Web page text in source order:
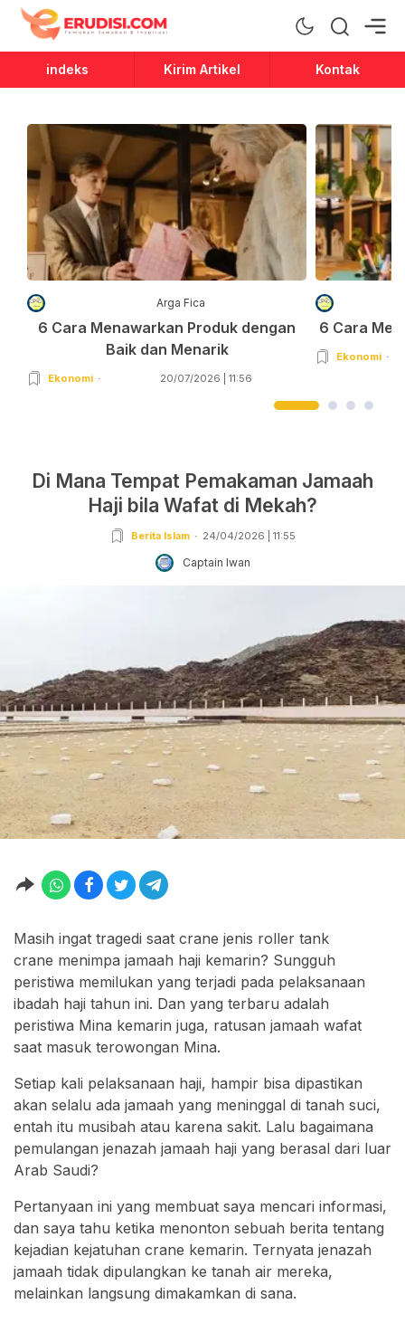
Erudisi
Temukan Jawaban dan Inspirasi
indeks Kirim Artikel Kontak
Arga Fica
6 Cara Menawarkan Produk dengan
Baik dan Menarik
Ekonomi 20/07/2026 | 11:56
6 Cara
Ekonomi
Di Mana Tempat Pemakaman Jamaah
Haji bila Wafat di Mekah?
Berita Islam 24/04/2026 | 11:55
Captain Iwan
Masih ingat tragedi saat crane jenis roller tank
crane menimpa jamaah haji kemarin? Sungguh
peristiwa memilukan yang terjadi pada pelaksanaan
ibadah haji tahun ini. Dan yang terbaru adalah
peristiwa Mina kemarin juga, ratusan jamaah wafat
saat masuk terowongan Mina.
Setiap kali pelaksanaan haji, hampir bisa dipastikan
akan selalu ada jamaah yang meninggal di tanah suci,
entah itu musibah atau karena sakit. Lalu bagaimana
pemulangan jenazah jamaah haji yang berasal dari luar
Arab Saudi?
Pertanyaan ini yang membuat saya mencari informasi,
dan saya tahu ketika menonton sebuah berita tentang
kejadian kejatuhan crane kemarin. Ternyata jenazah
jamaah tidak dipulangkan ke tanah air mereka,
melainkan langsung dimakamkan di sana.